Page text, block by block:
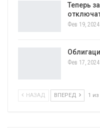
Теперь
Фев 19, 2024
Фев 17, 2024
НАЗАД ВПЕРЕД 1